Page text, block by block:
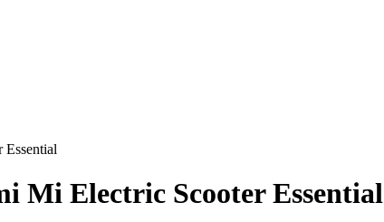
Mi Electric Scooter Essential